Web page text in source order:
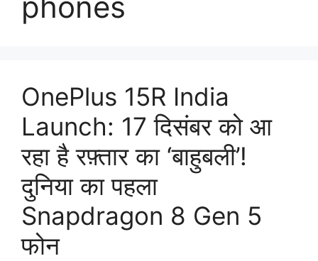
OnePlus 15R India
Launch: 17 दिसंबर को आ
रहा है रफ़्तार का ‘बाहुबली’!
दुनिया का पहला
Snapdragon 8 Gen 5
फोन